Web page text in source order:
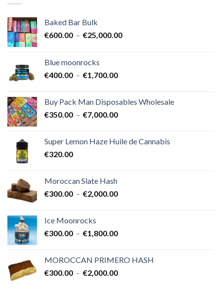
Baked Bar Bulk
€600.00 – €25,000.00Plage
Blue moonrocks
€400.00 – €1,700.00Plage
€400.00
à
Buy Pack Man Disposables Wholesale
€350.00 – €7,000.00Plage
€350.00
Super Lemon Haze Huile de Cannabis
€320.00
Moroccan Slate Hash
€300.00 – €2,000.00Plage
à
Ice Moonrocks
€300.00 – €1,800.00Plage
€300.00
à
MOROCCAN PRIMERO HASH
€300.00 – €2,000.00Plage